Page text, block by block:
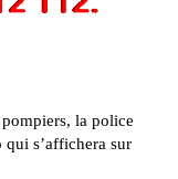
la police
s’affichera sur